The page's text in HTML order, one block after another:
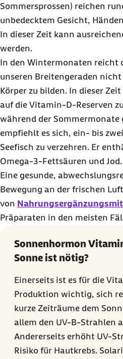
Sommersprossen) reichen
unbedecktem Gesicht,
In dieser Zeit kann
werden.
In den Wintermonaten reicht
unseren Breitengeraden
Körper zu bilden. In dieser
auf die Vitamin-D-Reserven
während der
empfiehlt es sich, ein- bis
Seefisch zu verzehren. Er
Omega-3-Fettsäuren und Jod.
Eine gesunde,
Bewegung an der frischen
von
Präparaten in den meisten
Sonnenhormon
Sonne ist nötig?
Einerseits ist es für die
Produktion wichtig, sich
kurze Zeiträume dem
allem den UV-B-Strahlen
Andererseits erhöht UV-
Risiko für Hautkrebs.